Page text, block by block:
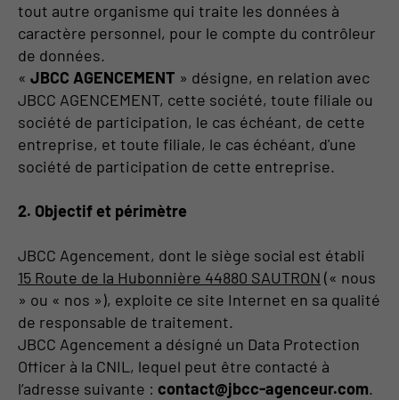
tout autre organisme qui traite les données à
caractère personnel, pour le compte du contrôleur
de données.
« JBCC AGENCEMENT » désigne, en relation avec
JBCC AGENCEMENT, cette société, toute filiale ou
société de participation, le cas échéant, de cette
entreprise, et toute filiale, le cas échéant, d'une
société de participation de cette entreprise.
2. Objectif et périmètre
JBCC Agencement, dont le siège social est établi
15 Route de la Hubonnière 44880 SAUTRON (« nous
» ou « nos »), exploite ce site Internet en sa qualité
de responsable de traitement.
JBCC Agencement a désigné un Data Protection
Officer à la CNIL, lequel peut être contacté à
l’adresse suivante : contact@jbcc-agenceur.com.